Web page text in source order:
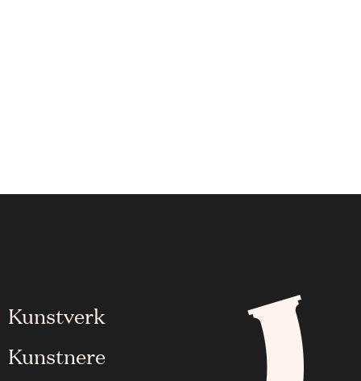
Kunstverk
Kunstnere